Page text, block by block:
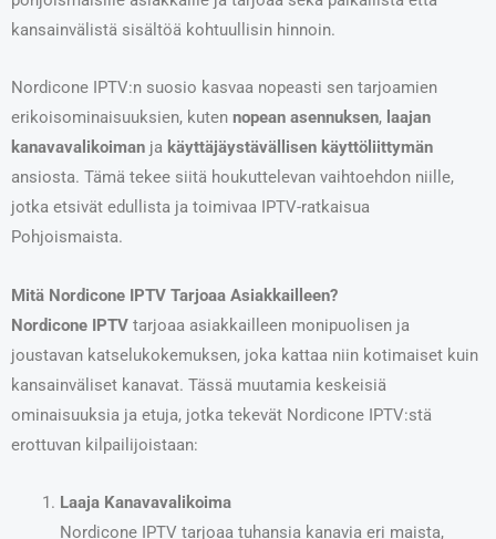
kansainvälistä sisältöä kohtuullisin hinnoin.
Nordicone IPTV:n suosio kasvaa nopeasti sen tarjoamien
erikoisominaisuuksien, kuten nopean asennuksen, laajan
kanavavalikoiman ja käyttäjäystävällisen käyttöliittymän
ansiosta. Tämä tekee siitä houkuttelevan vaihtoehdon niille,
jotka etsivät edullista ja toimivaa IPTV-ratkaisua
Pohjoismaista.
Mitä Nordicone IPTV Tarjoaa Asiakkailleen?
Nordicone IPTV tarjoaa asiakkailleen monipuolisen ja
joustavan katselukokemuksen, joka kattaa niin kotimaiset kuin
kansainväliset kanavat. Tässä muutamia keskeisiä
ominaisuuksia ja etuja, jotka tekevät Nordicone IPTV:stä
erottuvan kilpailijoistaan:
Laaja Kanavavalikoima
Nordicone IPTV tarjoaa tuhansia kanavia eri maista,